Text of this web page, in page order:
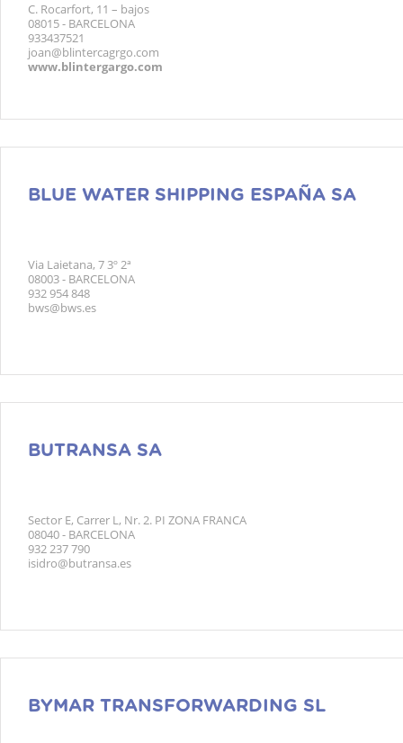
C. Rocarfort, 11 – bajos
08015 - BARCELONA
933437521
joan@blintercagrgo.com
www.blintergargo.com
BLUE WATER SHIPPING ESPAÑA SA
Via Laietana, 7 3º 2ª
08003 - BARCELONA
932 954 848
bws@bws.es
BUTRANSA SA
Sector E, Carrer L, Nr. 2. PI ZONA FRANCA
08040 - BARCELONA
932 237 790
isidro@butransa.es
BYMAR TRANSFORWARDING SL